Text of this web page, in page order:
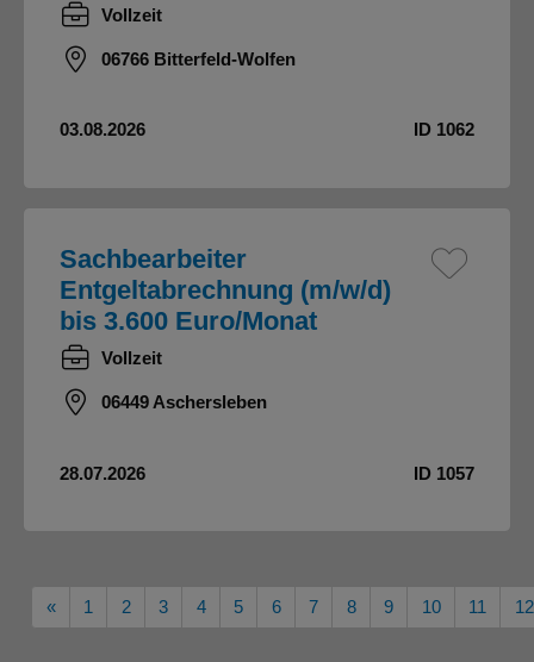
Vollzeit
06766 Bitterfeld-Wolfen
03.08.2026 ID 1062
Sachbearbeiter
Entgeltabrechnung (m/w/d)
bis 3.600 Euro/Monat
Vollzeit
06449 Aschersleben
28.07.2026 ID 1057
«Vorherige
1 2 3 4 5 6 7 8 9 10 11 12